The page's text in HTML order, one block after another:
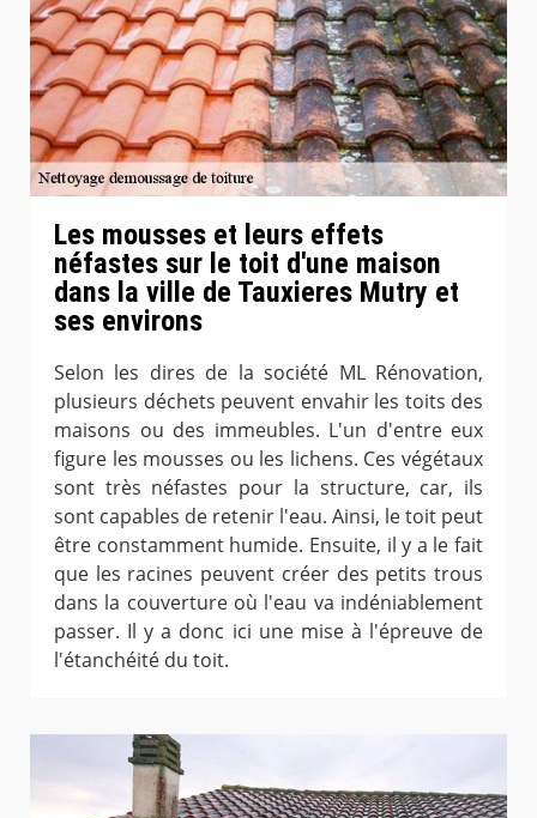
Les mousses et leurs effets
néfastes sur le toit d'une maison
dans la ville de Tauxieres Mutry et
ses environs
Selon les dires de la société ML Rénovation,
plusieurs déchets peuvent envahir les toits des
maisons ou des immeubles. L'un d'entre eux
figure les mousses ou les lichens. Ces végétaux
sont très néfastes pour la structure, car, ils
sont capables de retenir l'eau. Ainsi, le toit peut
être constamment humide. Ensuite, il y a le fait
que les racines peuvent créer des petits trous
dans la couverture où l'eau va indéniablement
passer. Il y a donc ici une mise à l'épreuve de
l'étanchéité du toit.